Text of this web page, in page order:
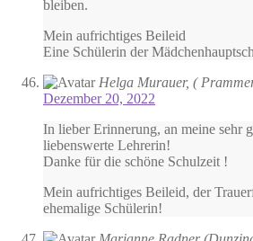
bleiben.
Mein aufrichtiges Beileid
Eine Schülerin der
Helga Murauer, (
Dezember 20, 2022
In lieber Erinnerung, an meine sehr
liebenswerte Lehrerin!
Danke für die schöne Schulzeit !
Mein aufrichtiges Beileid, der
ehemalige Schülerin!